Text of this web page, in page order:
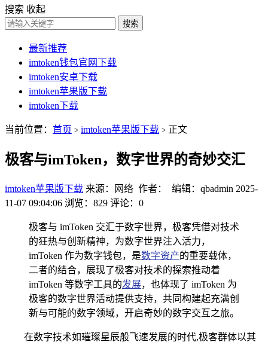
搜索 收起
搜索
最新推荐
imtoken钱包官网下载
imtoken安卓下载
imtoken苹果版下载
imtoken下载
当前位置： 首页 > imtoken苹果版下载 > 正文
极客与imToken，数字世界的奇妙交汇
imtoken苹果版下载 来源：网络 作者： 编辑：qbadmin 2025-
11-07 09:04:06 浏览：829 评论：0
极客与 imToken 交汇于数字世界，极客凭借对技术
的狂热与创新精神，为数字世界注入活力，
imToken 作为数字钱包，是数字资产的重要载体，
二者的结合，展现了极客对技术的探索推动着
imToken 等数字工具的发展，也体现了 imToken 为
极客的数字世界活动提供支持，共同构建起充满创
新与可能的数字领域，开启奇妙的数字交互之旅。
在数字技术如璀璨星辰般飞速发展的时代,极客群体以其